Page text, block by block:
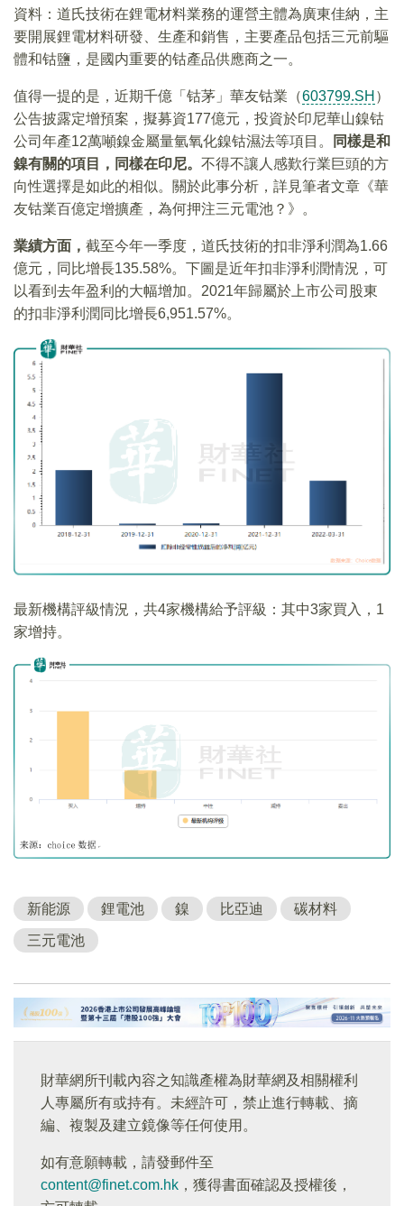
資料：道氏技術在鋰電材料業務的運營主體為廣東佳納，主
要開展鋰電材料研發、生產和銷售，主要產品包括三元前驅
體和钴鹽，是國内重要的钴產品供應商之一。
值得一提的是，近期千億「钴茅」華友钴業（603799.SH ）
公告披露定增預案，擬募資177億元，投資於印尼華山鎳钴
公司年產12萬噸鎳金屬量氫氧化鎳钴濕法等項目。
同樣是和
鎳有關的項目，同樣在印尼。 不得不讓人感歎行業巨頭的方
向性選擇是如此的相似。關於此事分析，詳見筆者文章《華
友钴業百億定增擴產，為何押注三元電池？》。
業績方面， 截至今年一季度，道氏技術的扣非淨利潤為1.66
億元，同比增長135.58%。下圖是近年扣非淨利潤情況，可
以看到去年盈利的大幅增加。2021年歸屬於上市公司股東
的扣非淨利潤同比增長6,951.57%。
最新機構評級情況，共4家機構給予評級：其中3家買入，1
家增持。
新能源 鋰電池 鎳 比亞迪 碳材料
三元電池
財華網所刊載內容之知識產權為財華網及相關權利
人專屬所有或持有。未經許可，禁止進行轉載、摘
編、複製及建立鏡像等任何使用。
如有意願轉載，請發郵件至
content@finet.com.hk ，獲得書面確認及授權後，